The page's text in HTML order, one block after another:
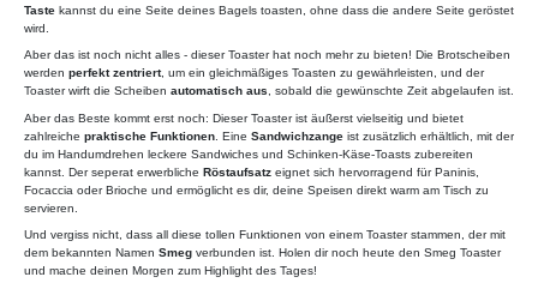
Taste kannst du eine Seite deines Bagels toasten, ohne dass die andere Seite geröstet
wird.
Aber das ist noch nicht alles - dieser Toaster hat noch mehr zu bieten! Die Brotscheiben
werden perfekt zentriert, um ein gleichmäßiges Toasten zu gewährleisten, und der
Toaster wirft die Scheiben automatisch aus, sobald die gewünschte Zeit abgelaufen ist.
Aber das Beste kommt erst noch: Dieser Toaster ist äußerst vielseitig und bietet
zahlreiche praktische Funktionen . Eine Sandwichzange ist zusätzlich erhältlich, mit der
du im Handumdrehen leckere Sandwiches und Schinken-Käse-Toasts zubereiten
kannst. Der seperat erwerbliche Röstaufsatz eignet sich hervorragend für Paninis,
Focaccia oder Brioche und ermöglicht es dir, deine Speisen direkt warm am Tisch zu
servieren.
Und vergiss nicht, dass all diese tollen Funktionen von einem Toaster stammen, der mit
dem bekannten Namen Smeg verbunden ist. Holen dir noch heute den Smeg Toaster
und mache deinen Morgen zum Highlight des Tages!